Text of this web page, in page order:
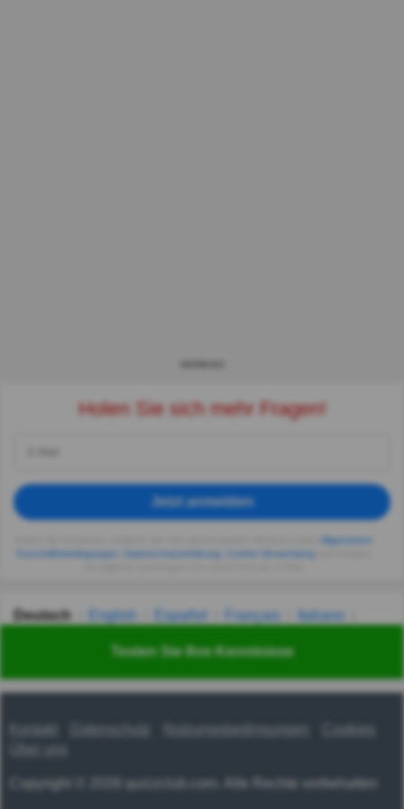
Testen Sie Ihre Kenntnisse
Holen Sie sich mehr Fragen!
Jetzt anmelden
Deutsch English Español Français
Italiano
Українська हिन्दी 한국어 汉语
Kontakt Nutzungsbedingungen
Über uns
Copyright © 2026 quizzclub.com. Alle Rechte vorbehalten